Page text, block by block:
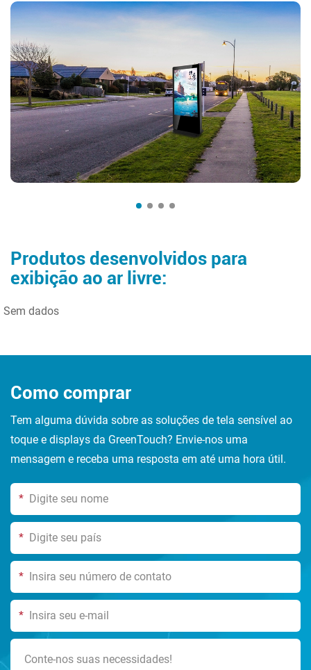
Produtos desenvolvidos para
exibição ao ar livre:
Sem dados
Como comprar
Tem alguma dúvida sobre as soluções de tela sensível ao
toque e displays da GreenTouch? Envie-nos uma
mensagem e receba uma resposta em até uma hora útil.
*
*
*
*